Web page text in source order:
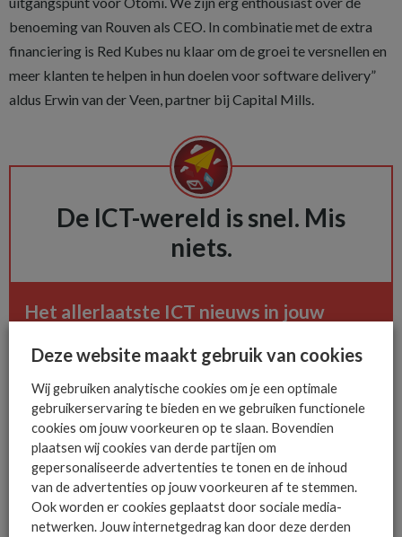
benoeming van Rouven als CEO. In combinatie met de extra
financiering is Red Kubes nu klaar om de groei te versnellen en
meer klanten te helpen in hun doelen voor software delivery”
aldus Erwin van der Veen, partner bij Capital Mills.
De ICT-wereld is snel. Mis
niets.
Het allerlaatste ICT nieuws in jouw
AANMELDEN
Deze website maakt gebruik van cookies
Wij gebruiken analytische cookies om je een optimale
gebruikerservaring te bieden en we gebruiken functionele
cookies om jouw voorkeuren op te slaan. Bovendien
plaatsen wij cookies van derde partijen om
gepersonaliseerde advertenties te tonen en de inhoud
van de advertenties op jouw voorkeuren af te stemmen.
Ook worden er cookies geplaatst door sociale media-
netwerken. Jouw internetgedrag kan door deze derden